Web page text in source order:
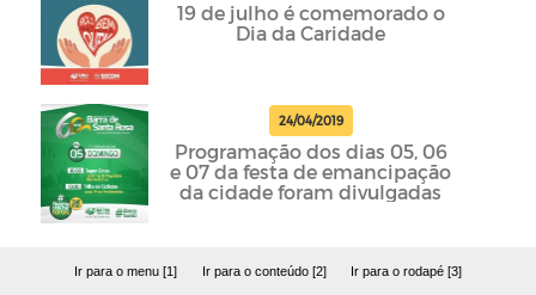
19 de julho é comemorado o
Dia da Caridade
24/04/2019
Programação dos dias 05, 06
e 07 da festa de emancipação
da cidade foram divulgadas
Ir para o menu [1] Ir para o conteúdo [2] Ir para o rodapé [3]